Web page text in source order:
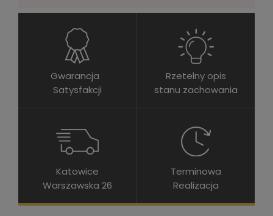
Gwarancja
Satysfakcji
Rzetelny opis
stanu zachowania
Katowice
Warszawska 26
Terminowa
Realizacja